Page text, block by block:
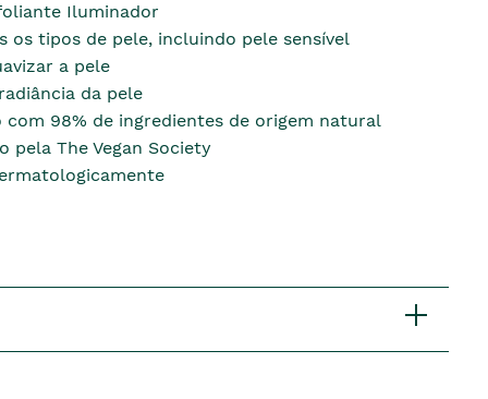
Iluminador
os tipos de pele, incluindo pele sensível
a pele
da pele
com 98% de ingredientes de origem natural
pela The Vegan Society